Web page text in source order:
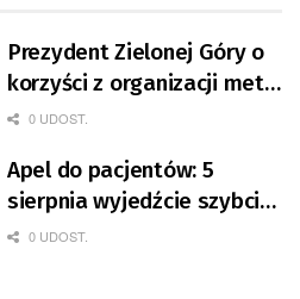
Prezydent Zielonej Góry o
korzyści z organizacji mety
Tour de Pologne
0 UDOST.
Apel do pacjentów: 5
sierpnia wyjedźcie szybciej
z domów
0 UDOST.